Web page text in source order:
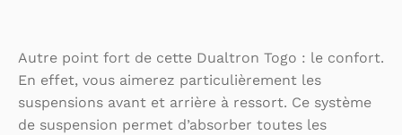
Autre point fort de cette Dualtron Togo : le confort.
En effet, vous aimerez particulièrement les
suspensions avant et arrière à ressort. Ce système
de suspension permet d’absorber toutes les